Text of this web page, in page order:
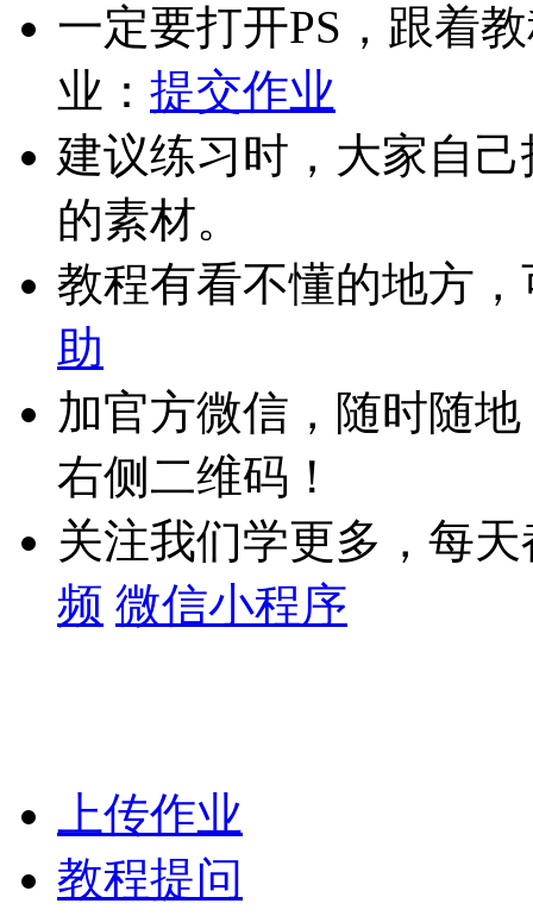
一定要打开PS，跟着
业： 提交作业
建议练习时，大家自
的素材。
教程有看不懂的地方
助
加官方微信，随时随
右侧二维码！
关注我们学更多，每
频 微信小程序
上传作业
教程提问